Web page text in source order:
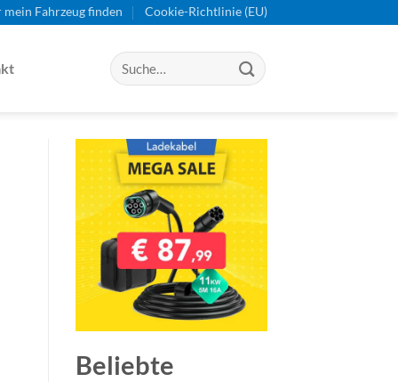
Fahrzeug finden Cookie-Richtlinie (EU)
Beliebte